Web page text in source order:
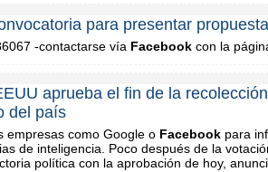
para presentar
-contactarse vía Facebook con la
aprueba el fin de la
del país
empresas como Google o Facebook para
de inteligencia. Poco después de la
política con la aprobación de hoy,